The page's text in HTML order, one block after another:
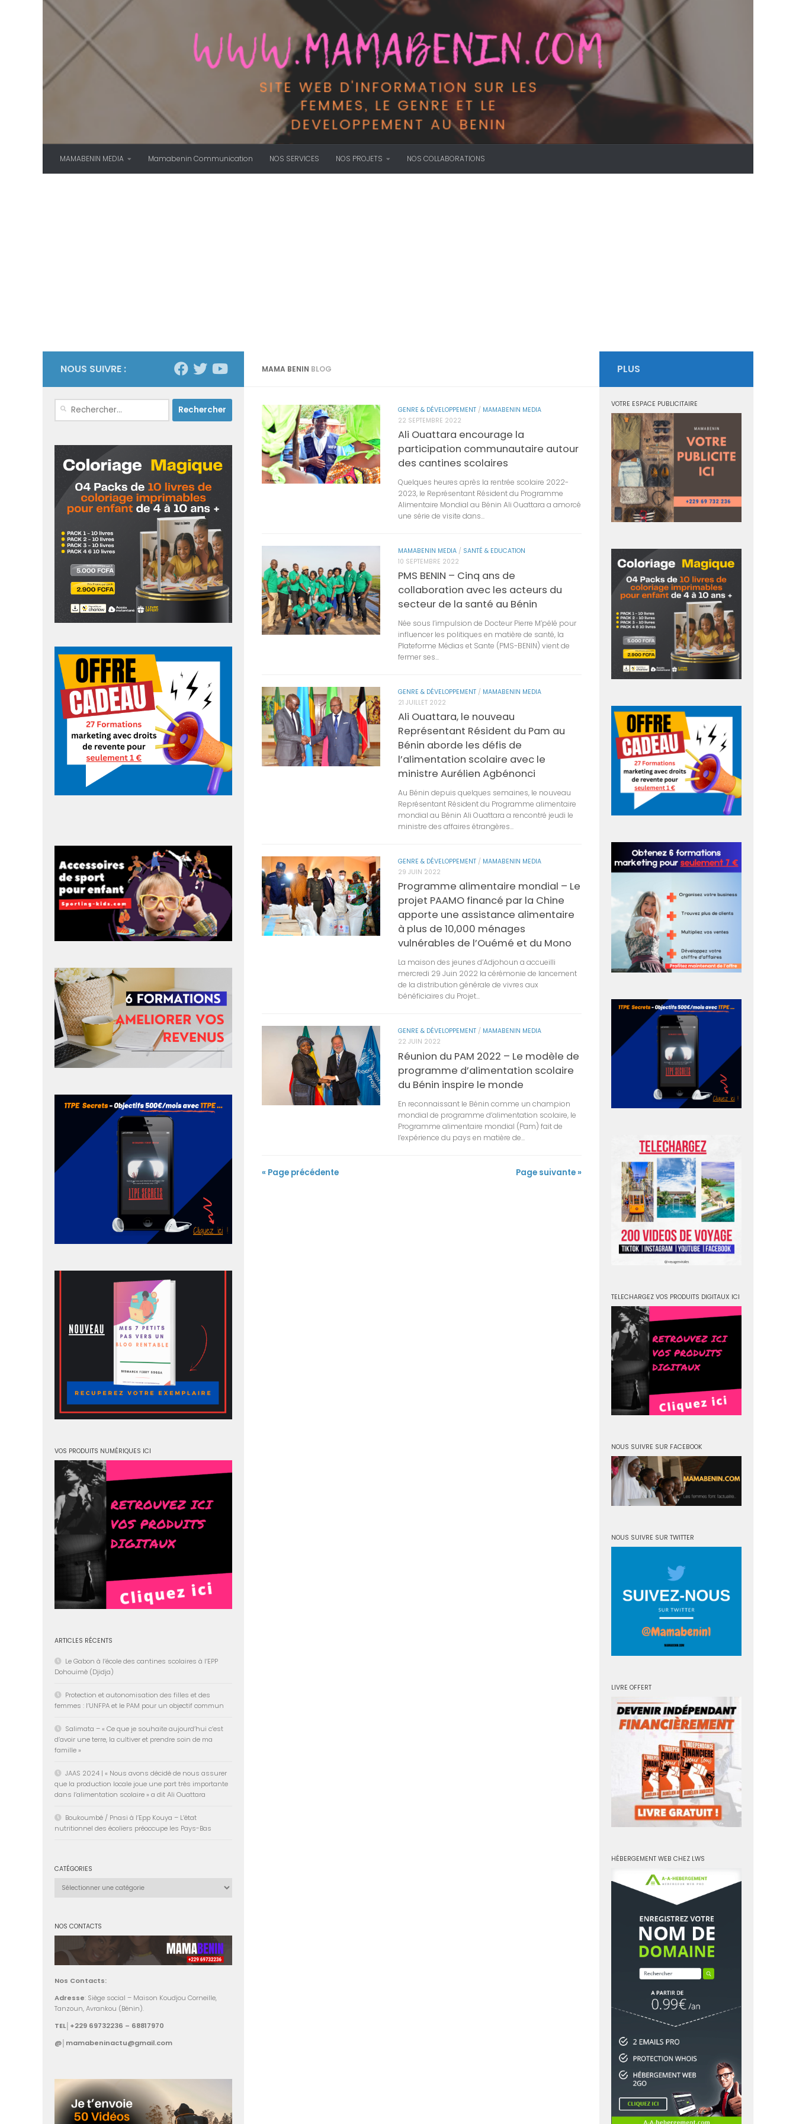
Skip to content
MAMABENIN MEDIA Mamabenin Communication NOS SERVICES NOS PROJETS NOS COLLABORATIONS
MAMA BENIN BLOG
GENRE & DÉVELOPPEMENT / MAMABENIN MEDIA
22 SEPTEMBRE 2022
Ali Ouattara encourage la
participation communautaire autour
des cantines scolaires
Quelques heures après la rentrée scolaire 2022-
2023, le Représentant Résident du Programme
Alimentaire Mondial au Bénin Ali Ouattara a amorcé
une série de visite dans...
MAMABENIN MEDIA / SANTÉ & EDUCATION
10 SEPTEMBRE 2022
PMS BENIN – Cinq ans de
collaboration avec les acteurs du
secteur de la santé au Bénin
Née sous l’impulsion de Docteur Pierre M’pélé pour
influencer les politiques en matière de santé, la
Plateforme Médias et Sante (PMS-BENIN) vient de
fermer ses...
GENRE & DÉVELOPPEMENT / MAMABENIN MEDIA
21 JUILLET 2022
Ali Ouattara, le nouveau
Représentant Résident du Pam au
Bénin aborde les défis de
l’alimentation scolaire avec le
ministre Aurélien Agbénonci
Au Bénin depuis quelques semaines, le nouveau
Représentant Résident du Programme alimentaire
mondial au Bénin Ali Ouattara a rencontré jeudi le
ministre des affaires étrangères...
GENRE & DÉVELOPPEMENT / MAMABENIN MEDIA
29 JUIN 2022
Programme alimentaire mondial – Le
projet PAAMO financé par la Chine
apporte une assistance alimentaire
à plus de 10,000 ménages
vulnérables de l’Ouémé et du Mono
La maison des jeunes d’Adjohoun a accueilli
mercredi 29 Juin 2022 la cérémonie de lancement
de la distribution générale de vivres aux
bénéficiaires du Projet...
GENRE & DÉVELOPPEMENT / MAMABENIN MEDIA
22 JUIN 2022
Réunion du PAM 2022 – Le modèle de
programme d’alimentation scolaire
du Bénin inspire le monde
En reconnaissant le Bénin comme un champion
mondial de programme d’alimentation scolaire, le
Programme alimentaire mondial (Pam) fait de
l’expérience du pays en matière de...
« Page précédente Page suivante »
NOUS SUIVRE :
Rechercher :
VOS PRODUITS NUMÉRIQUES ICI
ARTICLES RÉCENTS
Le Gabon à l’école des cantines scolaires à l’EPP
Dohouimè (Djidja)
Protection et autonomisation des filles et des
femmes : l’UNFPA et le PAM pour un objectif commun
Salimata – « Ce que je souhaite aujourd’hui c’est
d’avoir une terre, la cultiver et prendre soin de ma
famille »
JAAS 2024 | « Nous avons décidé de nous assurer
que la production locale joue une part très importante
dans l’alimentation scolaire » a dit Ali Ouattara
Boukoumbé / Pnasi à l’Epp Kouya – L’état
nutritionnel des écoliers préoccupe les Pays-Bas
CATÉGORIES
Catégories
NOS CONTACTS
Nos Contacts:
Adresse: Siège social – Maison Koudjou Corneille,
Tanzoun, Avrankou (Bénin).
TEL│+229 69732236 – 68817970
@│mamabeninactu@gmail.com
PLUS
VOTRE ESPACE PUBLICITAIRE
TELECHARGEZ VOS PRODUITS DIGITAUX ICI
NOUS SUIVRE SUR FACEBOOK
NOUS SUIVRE SUR TWITTER
LIVRE OFFERT
HÉBERGEMENT WEB CHEZ LWS